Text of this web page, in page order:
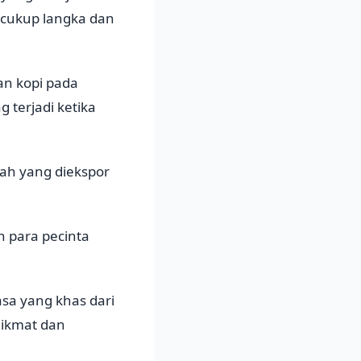
langka dan
kopi pada
terjadi ketika
yang diekspor
para pecinta
yang khas dari
dan